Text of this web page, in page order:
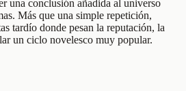
una conclusión añadida al universo
Más que una simple repetición,
tardío donde pesan la reputación, la
un ciclo novelesco muy popular.